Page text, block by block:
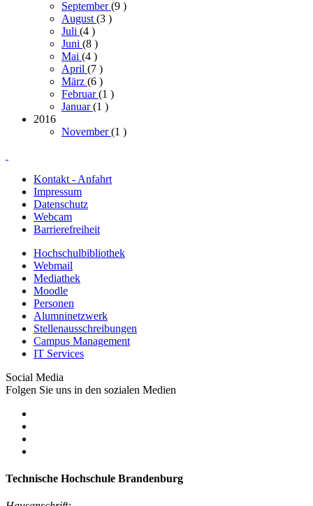
September(9 )
August (3 )
Juli (4 )
Juni (8 )
Mai (4 )
April (7 )
März (6 )
Februar(1 )
Januar(1 )
2016
November(1 )
Kontakt - Anfahrt
Impressum
Datenschutz
Webcam
Barrierefreiheit
Hochschulbibliothek
Webmail
Mediathek
Moodle
Personen
Alumninetzwerk
Stellenausschreibungen
Campus Management
IT Services
Social Media
Folgen Sie uns in den sozialen Medien
Technische Hochschule Brandenburg